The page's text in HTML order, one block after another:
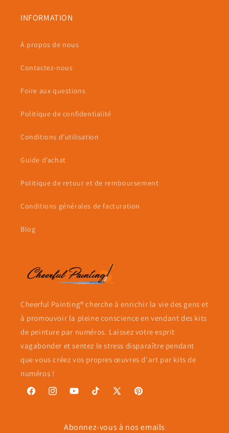
INFORMATION
À propos de nous
Contactez-nous
Foire aux questions
Politique de confidentialité
Conditions d’utilisation
Guide d’achat
Politique de retour et de remboursement
Conditions générales de facturation
Blog
Cheerful Painting® cherche à enrichir la vie des gens et
à promouvoir la pleine conscience en vendant des kits
de peinture par numéros. Laissez votre esprit
vagabonder et sentez le stress disparaître pendant
que vous créez vos propres œuvres d'art par kits de
numéros !
FacebookInstagramYouTubeTikTok
X
Pinterest
Abonnez-vous à nos emails